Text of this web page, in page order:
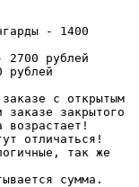
- 1400
2700 рублей
рублей
с открытым
заказе закрытого
возрастает!
отличаться!
так же
сумма.